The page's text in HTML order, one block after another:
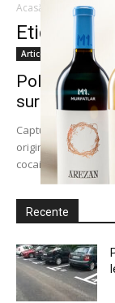
Acasă Etichete
Etichetă:
Articole
Poliţiştii din
surpriză. Ce
Captură de droguri
origine portugheză
cocaină. După ce i-
Recente